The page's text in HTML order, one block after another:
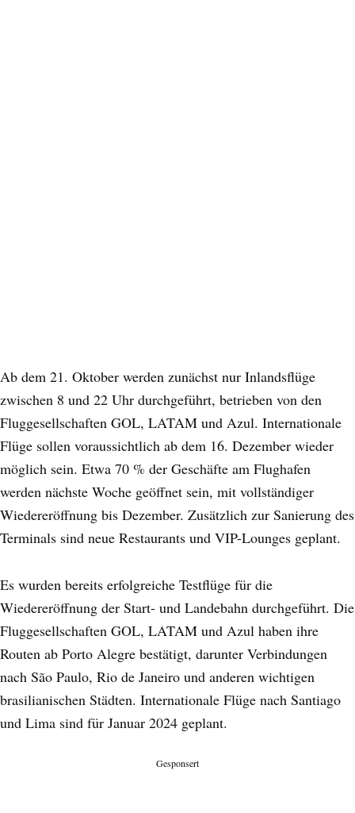
Ab dem 21. Oktober werden zunächst nur Inlandsflüge
zwischen 8 und 22 Uhr durchgeführt, betrieben von den
Fluggesellschaften GOL, LATAM und Azul. Internationale
Flüge sollen voraussichtlich ab dem 16. Dezember wieder
möglich sein. Etwa 70 % der Geschäfte am Flughafen
werden nächste Woche geöffnet sein, mit vollständiger
Wiedereröffnung bis Dezember. Zusätzlich zur Sanierung des
Terminals sind neue Restaurants und VIP-Lounges geplant.
Es wurden bereits erfolgreiche Testflüge für die
Wiedereröffnung der Start- und Landebahn durchgeführt. Die
Fluggesellschaften GOL, LATAM und Azul haben ihre
Routen ab Porto Alegre bestätigt, darunter Verbindungen
nach São Paulo, Rio de Janeiro und anderen wichtigen
brasilianischen Städten. Internationale Flüge nach Santiago
und Lima sind für Januar 2024 geplant.
Gesponsert